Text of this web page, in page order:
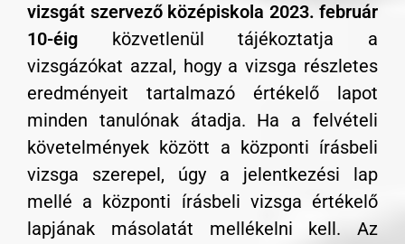
vizsgát szervező középiskola 2023. február
10-éig közvetlenül tájékoztatja a
vizsgázókat azzal, hogy a vizsga részletes
eredményeit tartalmazó értékelő lapot
minden tanulónak átadja. Ha a felvételi
követelmények között a központi írásbeli
vizsga szerepel, úgy a jelentkezési lap
mellé a központi írásbeli vizsga értékelő
lapjának másolatát mellékelni kell. Az